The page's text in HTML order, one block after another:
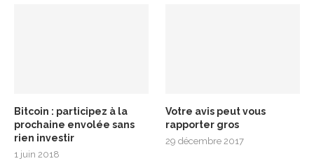
Bitcoin : participez à la
prochaine envolée sans
rien investir
1 juin 2018
Votre avis peut vous
rapporter gros
29 décembre 2017